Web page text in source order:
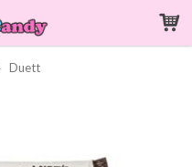
Duett